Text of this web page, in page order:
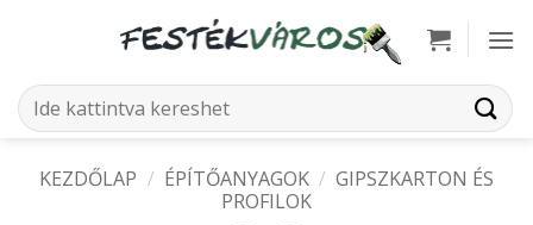
Keresés
a
KEZDŐLAP / ÉPÍTŐANYAGOK / GIPSZKARTON ÉS
PROFILOK